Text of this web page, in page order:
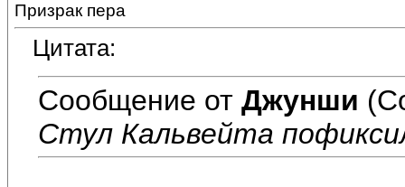
Призрак пера
Цитата:
Сообщение от Джунши
Стул Кальвейта